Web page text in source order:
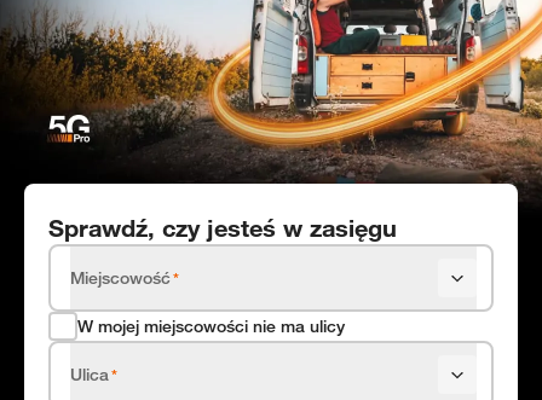
Sprawdź, czy jesteś w zasięgu
Miejscowość*
W mojej miejscowości nie ma ulicy
Ulica*